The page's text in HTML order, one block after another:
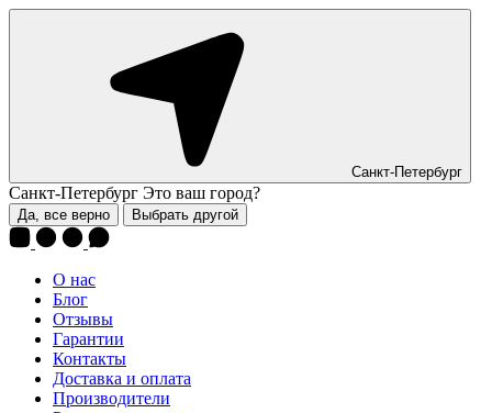
Санкт-Петербург
Санкт-Петербург Это ваш город?
Да, все верно Выбрать другой
О нас
Блог
Отзывы
Гарантии
Контакты
Доставка и оплата
Производители